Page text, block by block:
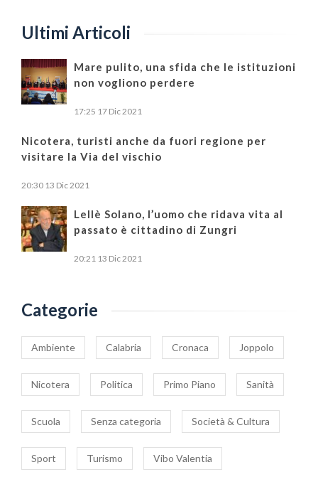
Ultimi Articoli
Mare pulito, una sfida che le istituzioni
non vogliono perdere
17:25 17 Dic 2021
Nicotera, turisti anche da fuori regione per
visitare la Via del vischio
20:30 13 Dic 2021
Lellè Solano, l’uomo che ridava vita al
passato è cittadino di Zungri
20:21 13 Dic 2021
Categorie
Ambiente Calabria Cronaca Joppolo
Nicotera Politica Primo Piano Sanità
Scuola Senza categoria Società & Cultura
Sport Turismo Vibo Valentia